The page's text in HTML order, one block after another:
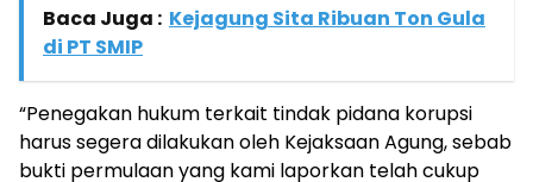
Baca Juga : Kejagung Sita Ribuan Ton Gula
di PT SMIP
“Penegakan hukum terkait tindak pidana korupsi
harus segera dilakukan oleh Kejaksaan Agung, sebab
bukti permulaan yang kami laporkan telah cukup